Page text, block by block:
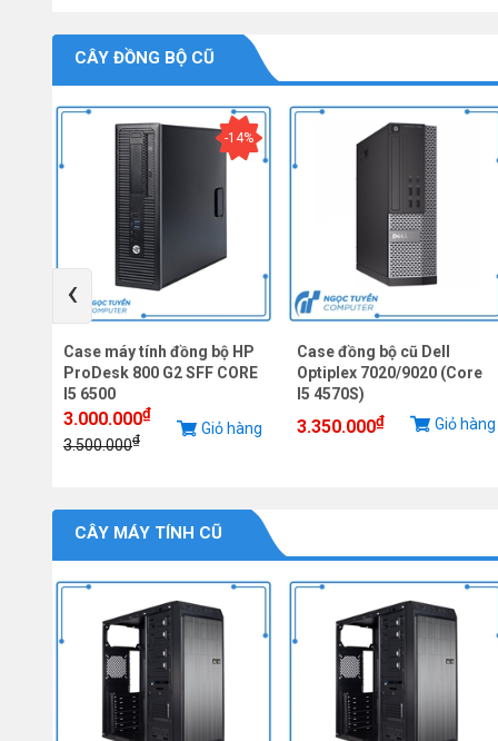
CÂY ĐỒNG BỘ CŨ
-14%
Case máy tính đồng bộ HP
ProDesk 800 G2 SFF CORE
I5 6500
3.000.000₫
3.500.000₫
Giỏ hàng
Case đồng bộ cũ Dell
Optiplex 7020/9020 (Core
I5 4570S)
3.350.000₫ Giỏ hàng
‹
CÂY MÁY TÍNH CŨ